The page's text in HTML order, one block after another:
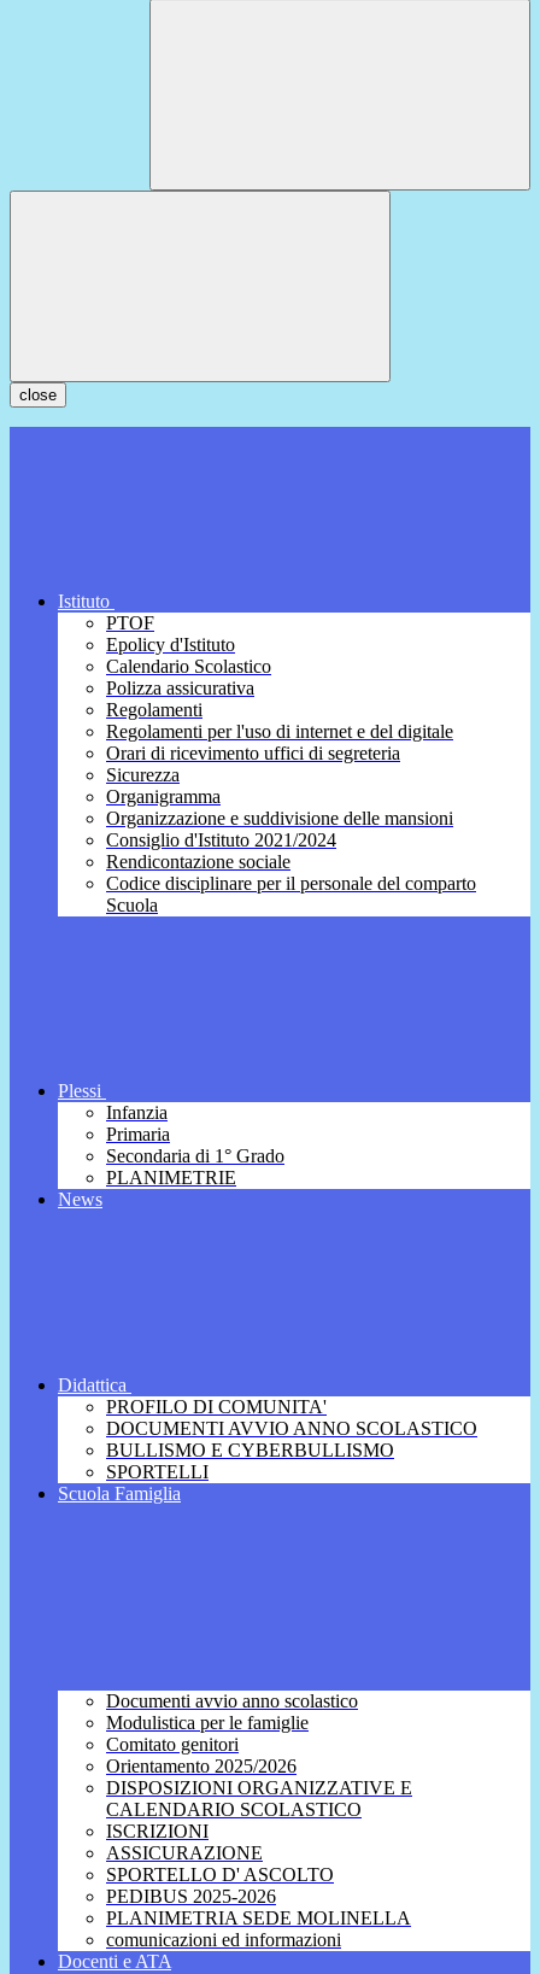
close
Istituto
PTOF
Epolicy d'Istituto
Calendario Scolastico
Polizza assicurativa
Regolamenti
Regolamenti per l'uso di internet e del digitale
Orari di ricevimento uffici di segreteria
Sicurezza
Organigramma
Organizzazione e suddivisione delle mansioni
Consiglio d'Istituto 2021/2024
Rendicontazione sociale
Codice disciplinare per il personale del comparto
Scuola
Plessi
Infanzia
Primaria
Secondaria di 1° Grado
PLANIMETRIE
News
Didattica
PROFILO DI COMUNITA'
DOCUMENTI AVVIO ANNO SCOLASTICO
BULLISMO E CYBERBULLISMO
SPORTELLI
Scuola Famiglia
Documenti avvio anno scolastico
Modulistica per le famiglie
Comitato genitori
Orientamento 2025/2026
DISPOSIZIONI ORGANIZZATIVE E
CALENDARIO SCOLASTICO
ISCRIZIONI
ASSICURAZIONE
SPORTELLO D' ASCOLTO
PEDIBUS 2025-2026
PLANIMETRIA SEDE MOLINELLA
comunicazioni ed informazioni
Docenti e ATA